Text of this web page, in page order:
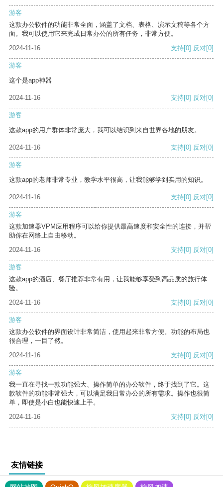
游客
这款办公软件的功能非常全面，涵盖了文档、表格、演示文稿等各个方
面。我可以使用它来完成日常办公的所有任务，非常方便。
2024-11-16
支持[0] 反对[0]
游客
这个是app神器
2024-11-16 支持[0] 反对[0]
游客
这款app的用户群体非常庞大，我可以结识到来自世界各地的朋友。
2024-11-16 支持[0] 反对[0]
游客
这款app的老师非常专业，教学水平很高，让我能够学到实用的知识。
2024-11-16 支持[0] 反对[0]
游客
这款加速器VPM应用程序可以给你提供最高速度和安全性的连接，并帮
助你在网络上自由移动。
2024-11-16
支持[0] 反对[0]
游客
这款app的酒店、餐厅推荐非常有用，让我能够享受到高品质的旅行体
验。
2024-11-16
支持[0] 反对[0]
游客
这款办公软件的界面设计非常简洁，使用起来非常方便。功能的布局也
很合理，一目了然。
2024-11-16
支持[0] 反对[0]
游客
我一直在寻找一款功能强大、操作简单的办公软件，终于找到了它。这
款软件的功能非常强大，可以满足我日常办公的所有需求。操作也很简
单，即使是小白也能快速上手。
2024-11-16
支持[0] 反对[0]
友情链接